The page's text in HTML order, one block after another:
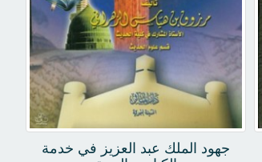
جهود الملك عبد العزيز في خدمة